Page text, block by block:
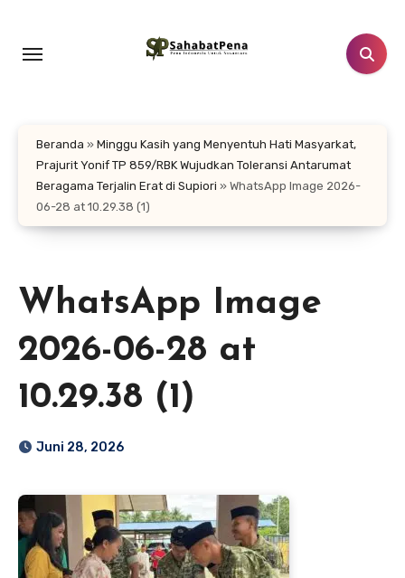
konten
Beranda » Minggu Kasih yang Menyentuh Hati Masyarkat,
Prajurit Yonif TP 859/RBK Wujudkan Toleransi Antarumat
Beragama Terjalin Erat di Supiori » WhatsApp Image 2026-
06-28 at 10.29.38 (1)
WhatsApp Image
2026-06-28 at
10.29.38 (1)
Juni 28, 2026